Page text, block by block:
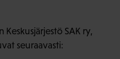
SAK ry,
seuraavasti: